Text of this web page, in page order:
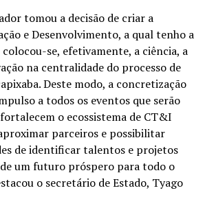
tomou a decisão de criar a
e Desenvolvimento, a qual tenho a
se, efetivamente, a ciência, a
na centralidade do processo de
Deste modo, a concretização
a todos os eventos que serão
o ecossistema de CT&I
parceiros e possibilitar
de identificar talentos e projetos
um futuro próspero para todo o
o secretário de Estado, Tyago